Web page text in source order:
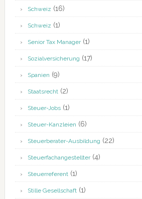
Schweiz (16)
Schweiz (1)
Senior Tax Manager(1)
Sozialversicherung (17)
Spanien (9)
Staatsrecht(2)
Steuer-Jobs(1)
Steuer-Kanzleien (6)
Steuerberater-Ausbildung (22)
Steuerfachangestellter(4)
Steuerreferent(1)
Stille Gesellschaft(1)